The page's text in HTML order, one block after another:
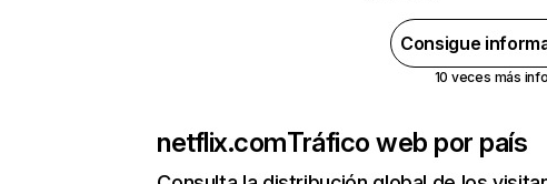
Consigue
10 veces más
netflix.comTráfico web por país